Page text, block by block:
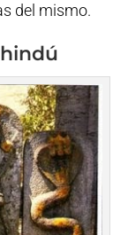
del mismo.